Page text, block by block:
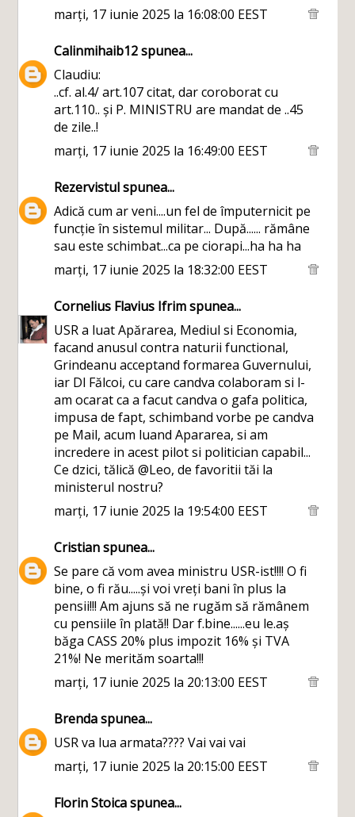
marți, 17 iunie 2025 la 16:08:00 EEST
Calinmihaib12spunea...
Claudiu:
..cf. al.4/ art.107 citat, dar coroborat cu
art.110.. și P. MINISTRU are mandat de ..45
de zile..!
marți, 17 iunie 2025 la 16:49:00 EEST
Rezervistulspunea...
Adică cum ar veni....un fel de împuternicit pe
funcție în sistemul militar... După...... rămâne
sau este schimbat...ca pe ciorapi...ha ha ha
marți, 17 iunie 2025 la 18:32:00 EEST
Cornelius Flavius Ifrimspunea...
USR a luat Apărarea, Mediul si Economia,
facand anusul contra naturii functional,
Grindeanu acceptand formarea Guvernului,
iar Dl Fălcoi, cu care candva colaboram si l-
am ocarat ca a facut candva o gafa politica,
impusa de fapt, schimband vorbe pe candva
pe Mail, acum luand Apararea, si am
incredere in acest pilot si politician capabil...
Ce dzici, tălică @Leo, de favoritii tăi la
ministerul nostru?
marți, 17 iunie 2025 la 19:54:00 EEST
Cristianspunea...
Se pare că vom avea ministru USR-ist!!!! O fi
bine, o fi rău.....și voi vreți bani în plus la
pensii!!! Am ajuns să ne rugăm să rămânem
cu pensiile în plată!! Dar f.bine......eu le.aș
băga CASS 20% plus impozit 16% și TVA
21%! Ne merităm soarta!!!
marți, 17 iunie 2025 la 20:13:00 EEST
Brendaspunea...
USR va lua armata???? Vai vai vai
marți, 17 iunie 2025 la 20:15:00 EEST
Florin Stoicaspunea...